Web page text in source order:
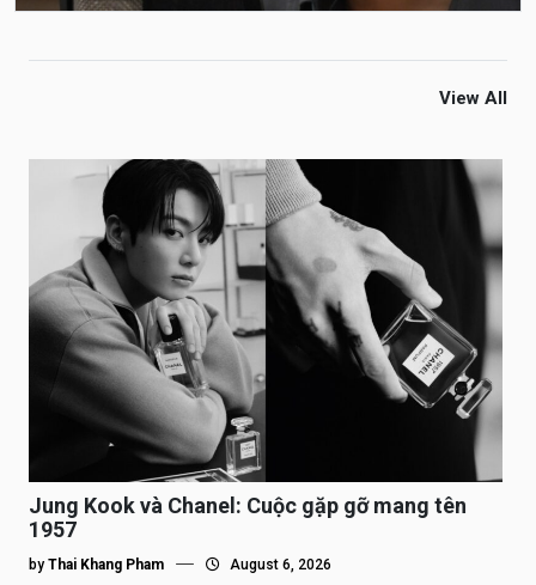
View All
Jung Kook và Chanel: Cuộc gặp gỡ mang tên
1957
by Thai Khang Pham August 6, 2026